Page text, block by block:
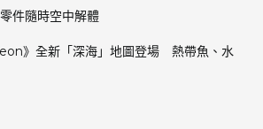
件隨時空中解體
》全新「深海」地圖登場 熱帶魚、水